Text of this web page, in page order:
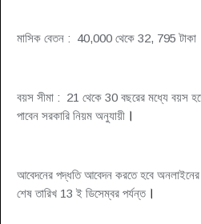
মাসিক বেতন : 40,000 থেকে 32, 795 টাকা
বয়স সীমা : 21 থেকে 30 বছরের মধ্যে বয়স
পাবেন সরকারি নিয়ম অনুযায়ী ।
আবেদনের পদ্ধতি আবেদন করতে হবে
শেষ তারিখ 13 ই ডিসেম্বর পর্যন্ত ।